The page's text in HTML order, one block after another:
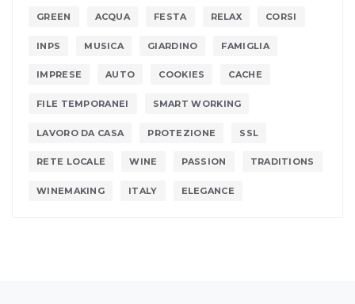
GREEN ACQUA FESTA RELAX CORSI
INPS MUSICA GIARDINO FAMIGLIA
IMPRESE AUTO COOKIES CACHE
FILE TEMPORANEI SMART WORKING
LAVORO DA CASA PROTEZIONE SSL
RETE LOCALE WINE PASSION TRADITIONS
WINEMAKING ITALY ELEGANCE